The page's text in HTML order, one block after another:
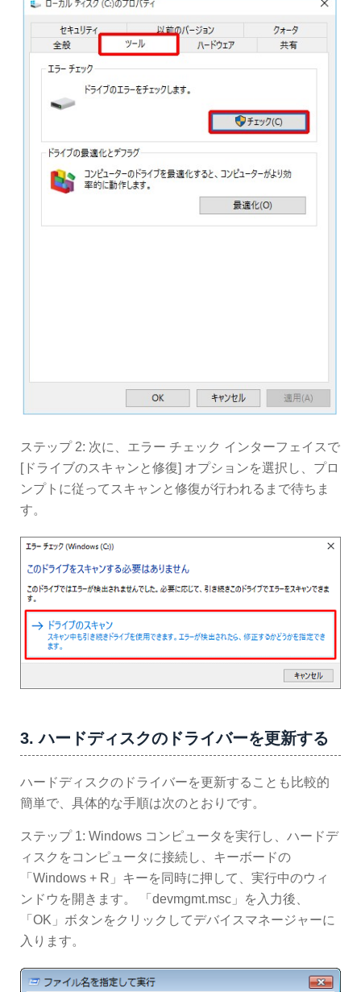
ステップ 2: 次に、エラー チェック インターフェイスで
[ドライブのスキャンと修復] オプションを選択し、プロ
ンプトに従ってスキャンと修復が行われるまで待ちま
す。
3. ハードディスクのドライバーを更新する
ハードディスクのドライバーを更新することも比較的
簡単で、具体的な手順は次のとおりです。
ステップ 1: Windows コンピュータを実行し、ハードデ
ィスクをコンピュータに接続し、キーボードの
「Windows + R」キーを同時に押して、実行中のウィ
ンドウを開きます。 「devmgmt.msc」を入力後、
「OK」ボタンをクリックしてデバイスマネージャーに
入ります。